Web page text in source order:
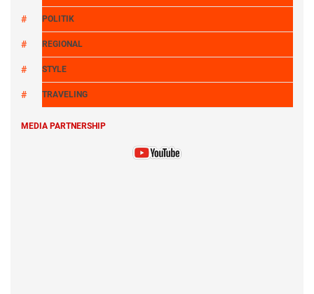
POLITIK
REGIONAL
STYLE
TRAVELING
MEDIA PARTNERSHIP